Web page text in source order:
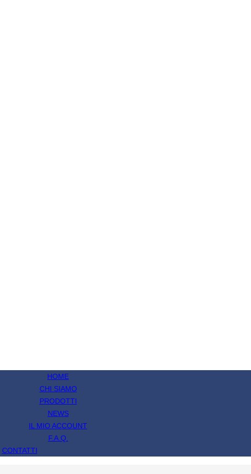
HOME
CHI SIAMO
PRODOTTI
NEWS
IL MIO ACCOUNT
F.A.Q.
CONTATTI